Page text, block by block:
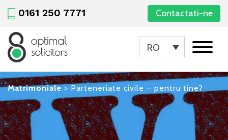
0161 250 7771 Contactati-ne
RO
Matrimoniale> Parteneriate civile – pentru tine?